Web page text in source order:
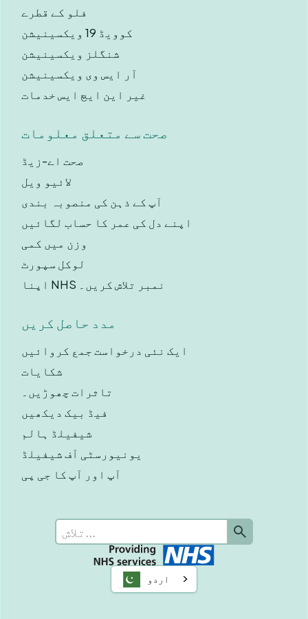
فلو کے قطرے
کوویڈ 19 ویکسینیشن
شنگلز ویکسینیشن
آر ایس وی ویکسینیشن
غیر این ایچ ایس خدمات
صحت سے متعلق معلومات
صحت اے-زیڈ
لائیو ویل
آپ کے ذہن کی منصوبہ بندی
اپنے دل کی عمر کا حساب لگائیں
وزن میں کمی
لوکل سپورٹ
اپنا NHS نمبر تلاش کریں۔
مدد حاصل کریں
ایک نئی درخواست جمع کروائیں
شکایات
تاثرات چھوڑیں۔
فیڈ بیک دیکھیں
شیفیلڈ ہالم
یونیورسٹی آف شیفیلڈ
آپ اور آپ کا جی پی
اردو